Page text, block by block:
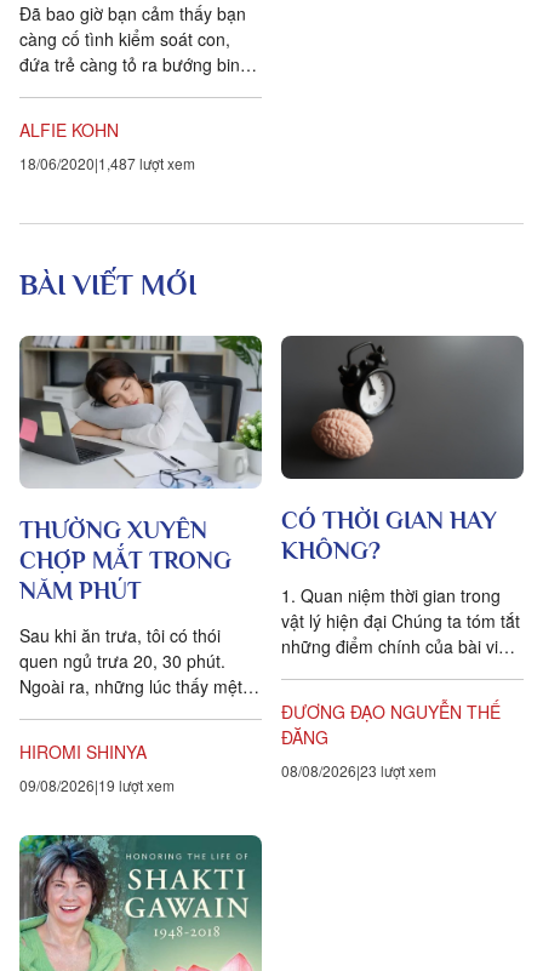
Đã bao giờ bạn cảm thấy bạn
càng cố tình kiểm soát con,
đứa trẻ càng tỏ ra bướng binh,
ALFIE KOHN
18/06/2020 1,487 lượt xem
BÀI VIẾT MỚI
THƯỜNG XUYÊN
CHỢP MẮT TRONG
NĂM PHÚT
Sau khi ăn trưa, tôi có thói
quen ngủ trưa 20, 30 phút.
Ngoài ra, những lúc thấy mệt
HIROMI SHINYA
09/08/2026 19 lượt xem
CÓ THỜI GIAN HAY
KHÔNG?
1. Quan niệm thời gian trong
vật lý hiện đại Chúng ta tóm tắt
những điểm chính của bài viết
Triết học Craig...
ĐƯƠNG ĐẠO NGUYỄN THẾ
ĐĂNG
08/08/2026 23 lượt xem